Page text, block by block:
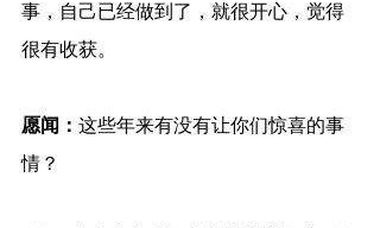
事，自己已经做到了，就很开心，觉得
很有收获。
愿闻： 这些年来有没有让你们惊喜的事
情？